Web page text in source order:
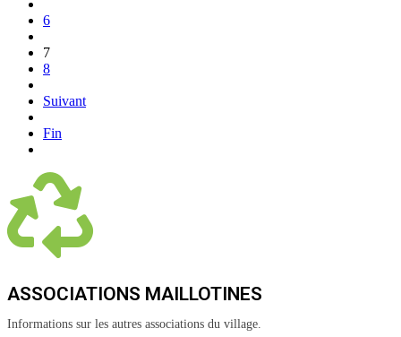
6
7
8
Suivant
Fin
ASSOCIATIONS MAILLOTINES
Informations sur les autres associations du village.